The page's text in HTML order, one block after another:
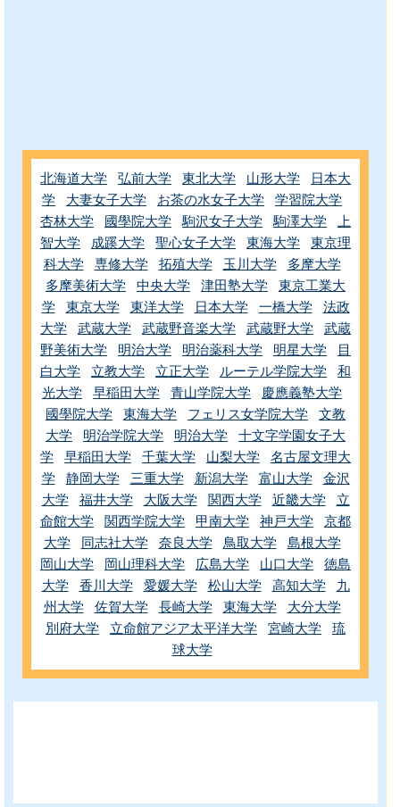
北海道大学 弘前大学 東北大学 山形大学
日本大
学
大妻女子大学 お茶の水女子大学
学習院大学
杏林大学
國學院大学 駒沢女子大学 駒澤大学
上
智大学
成蹊大学 聖心女子大学 東海大学
東京理
科大学
専修大学 拓殖大学 玉川大学
多摩大学
多摩美術大学
中央大学 津田塾大学
東京工業大
学
東京大学 東洋大学 日本大学 一橋大学
法政
大学
武蔵大学 武蔵野音楽大学 武蔵野大学
武蔵
野美術大学
明治大学 明治薬科大学 明星大学
目
白大学
立教大学 立正大学 ルーテル学院大学
和
光大学
早稲田大学 青山学院大学
慶應義塾大学
國學院大学
東海大学 フェリス女学院大学
文教
大学
明治学院大学 明治大学
十文字学園女子大
学
早稲田大学 千葉大学 山梨大学
名古屋文理大
学
静岡大学 三重大学 新潟大学 富山大学
金沢
大学
福井大学 大阪大学 関西大学 近畿大学
立
命館大学
関西学院大学 甲南大学 神戸大学
京都
大学
同志社大学 奈良大学 鳥取大学
島根大学
岡山大学
岡山理科大学 広島大学 山口大学
徳島
大学
香川大学 愛媛大学 松山大学 高知大学
九
州大学
佐賀大学 長崎大学 東海大学
大分大学
別府大学
立命館アジア太平洋大学 宮崎大学
琉
球大学